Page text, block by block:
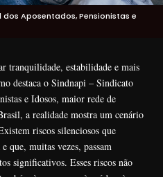
Aposentados, Pensionistas e
tranquilidade, estabilidade e mais
destaca o Sindnapi – Sindicato
e Idosos, maior rede de
a realidade mostra um cenário
riscos silenciosos que
que, muitas vezes, passam
significativos. Esses riscos não